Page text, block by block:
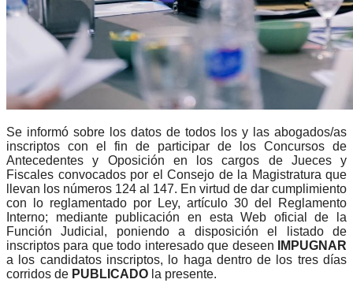
Se informó sobre los datos de todos los y las abogados/as
inscriptos con el fin de participar de los Concursos de
Antecedentes y Oposición en los cargos de Jueces y
Fiscales convocados por el Consejo de la Magistratura que
llevan los números 124 al 147. En virtud de dar cumplimiento
con lo reglamentado por Ley, artículo 30 del Reglamento
Interno; mediante publicación en esta Web oficial de la
Función Judicial, poniendo a disposición el listado de
inscriptos para que todo interesado que deseen
IMPUGNAR
a los candidatos inscriptos, lo haga dentro de los tres días
corridos de PUBLICADO la presente.